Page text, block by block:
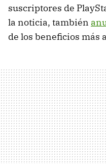
suscriptores de
la noticia, también
de los beneficios más